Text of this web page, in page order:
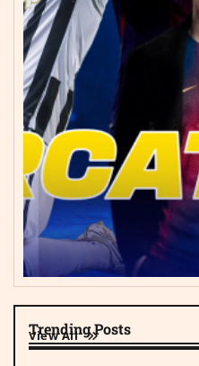
Trending Posts
View All